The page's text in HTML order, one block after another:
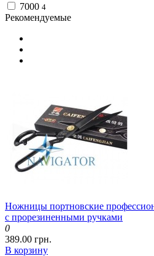
7000 4
Рекомендуемые
Ножницы портновские
с прорезиненными ручками
0
389.00 грн.
В корзину